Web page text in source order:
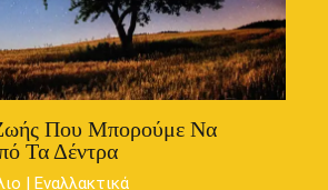
Που Μπορούμε Να
Τα Δέντρα
|Εναλλακτικά